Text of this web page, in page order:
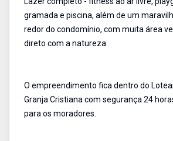
gramada e piscina, além de um
redor do condomínio, com muita área
direto com a natureza.
O empreendimento fica dentro do
Granja Cristiana com segurança 24
para os moradores.